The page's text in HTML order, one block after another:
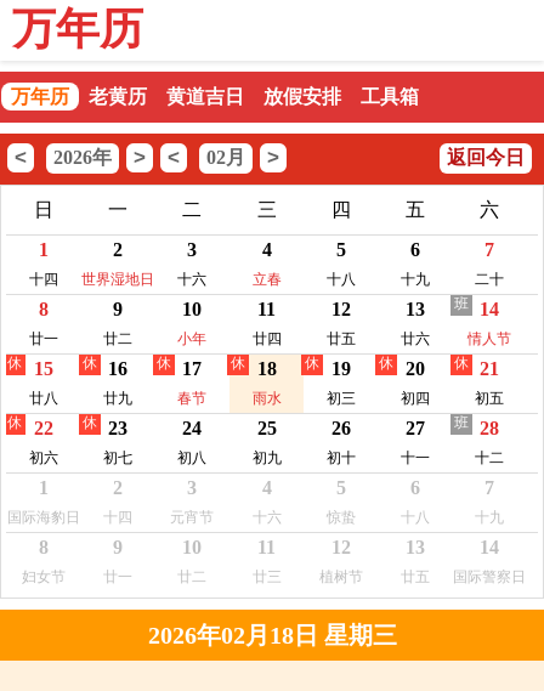
万年历
万年历 老黄历 黄道吉日 放假安排 工具箱
< 2026年 > < 02月 > 返回今日
日 一 二 三 四 五
六
1
十四
2
世界湿地日
3
十六
4
立春
5
十八
6
十九
7
二十
8
廿一
9
廿二
10
小年
11
廿四
12
廿五
13
廿六
14
情人节
班
15
廿八
休 16
廿九
休 17
春节
休 18
雨水
休 19
初三
休 20
初四
休 21
初五
休
22
初六
休 23
初七
休 24
初八
25
初九
26
初十
27
十一
28
十二
班
1
国际海豹日
2
十四
3
元宵节
4
十六
5
惊蛰
6
十八
7
十九
8
妇女节
9
廿一
10
廿二
11
廿三
12
植树节
13
廿五
14
国际警察日
2026年02月18日 星期三